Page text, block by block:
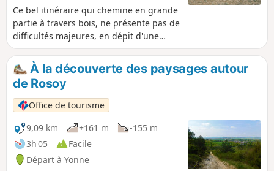
Ce bel itinéraire qui chemine en grande
partie à travers bois, ne présente pas de
difficultés majeures, en dépit d'une
montée assez marquée au début et à la
fin du parcours. Il offre de belles
perspectives sur la vallée de la Vanne et
l'aqueduc des Eaux de Paris, ainsi que la
vallée de l'Yonne où se dresse, avec
pour toile de fond la côte de Paron ainsi
que la silhouette caractéristique de la
Cathédrale Saint-Étienne de Sens,
première cathédrale gothique jamais
construite.
À la découverte des paysages autour
de Rosoy
Office de tourisme
9,09 km
+161 m
-155 m
3h 05
Facile
Départ à Yonne